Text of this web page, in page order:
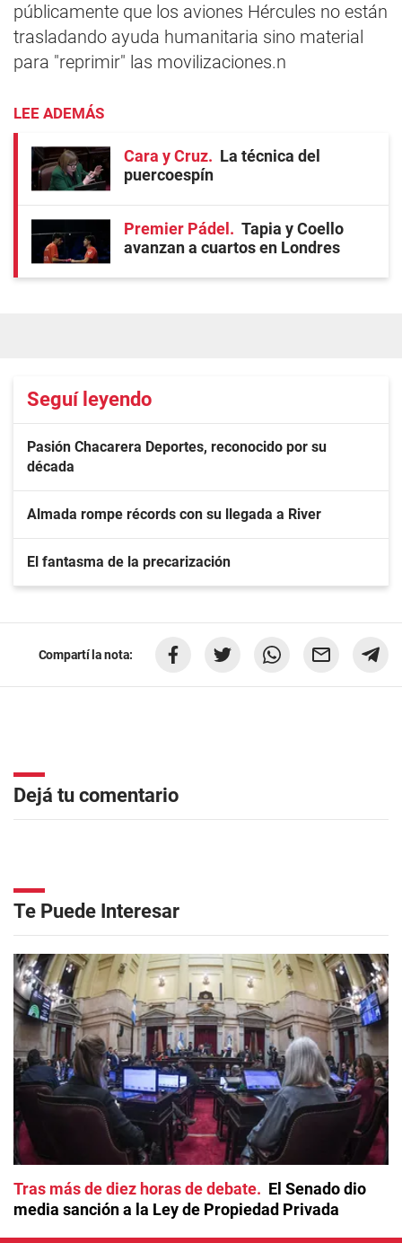
públicamente que los aviones Hércules no están
trasladando ayuda humanitaria sino material
para "reprimir" las movilizaciones.n
LEE ADEMÁS
Cara y Cruz
La técnica del
puercoespín
Premier Pádel
Tapia y Coello
avanzan a cuartos en Londres
Seguí leyendo
Pasión Chacarera Deportes, reconocido por su
década
Almada rompe récords con su llegada a River
El fantasma de la precarización
Compartí la nota:
Dejá tu comentario
Te Puede Interesar
Tras más de diez horas de debate
El Senado dio
media sanción a la Ley de Propiedad Privada